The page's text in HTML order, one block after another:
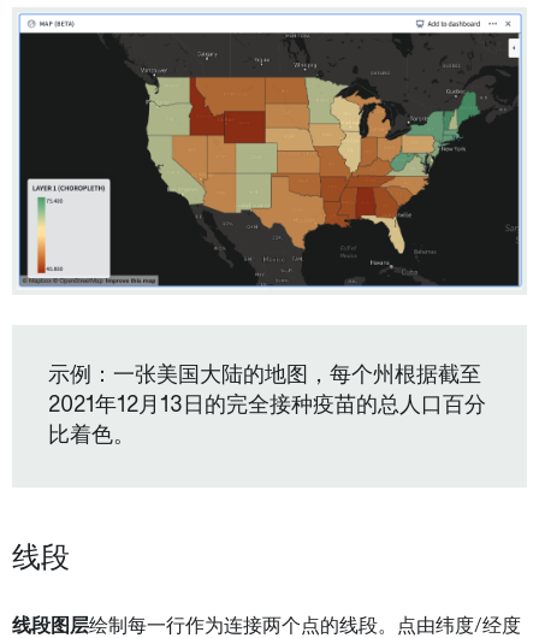
示例：一张美国大陆的地图，每个州根据截至
2021年12月13日的完全接种疫苗的总人口百分
比着色。
线段
线段图层绘制每一行作为连接两个点的线段。点由纬度/经度